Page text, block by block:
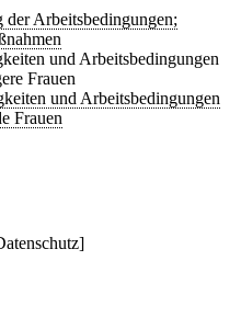
Arbeitsbedingungen;
und Arbeitsbedingungen
Frauen
und Arbeitsbedingungen
Frauen
]